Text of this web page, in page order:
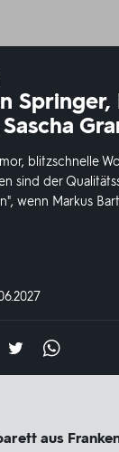
Springer,
blitzschnelle
sind der
wenn Markus
aus